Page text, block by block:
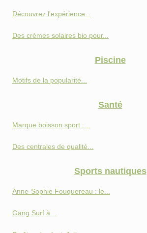
Découvrez l'expérience...
Des crèmes solaires bio pour...
Piscine
Motifs de la popularité...
Santé
Marque boisson sport :...
Des centrales de qualité...
Sports nautiques
Anne‑Sophie Fouquereau : le...
Gang Surf à...